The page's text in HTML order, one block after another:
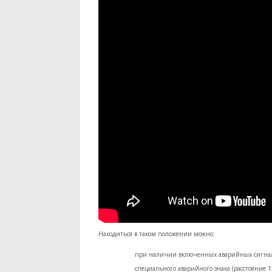
Находиться в таком положении можно:
при наличии включенных аварийных
специального аварийного знака (расстояние